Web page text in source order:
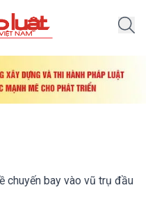
chuyến bay vào vũ trụ đầu